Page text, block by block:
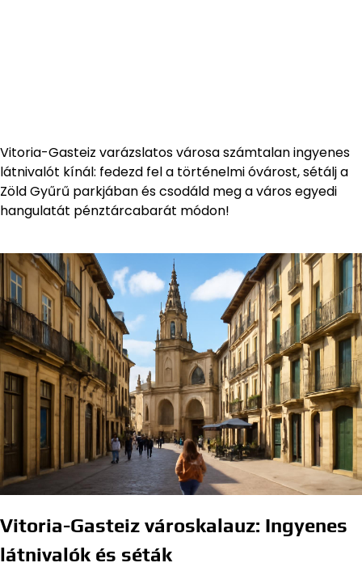
Vitoria-Gasteiz varázslatos városa számtalan ingyenes
látnivalót kínál: fedezd fel a történelmi óvárost, sétálj a
Zöld Gyűrű parkjában és csodáld meg a város egyedi
hangulatát pénztárcabarát módon!
Vitoria-Gasteiz városkalauz: Ingyenes
látnivalók és séták